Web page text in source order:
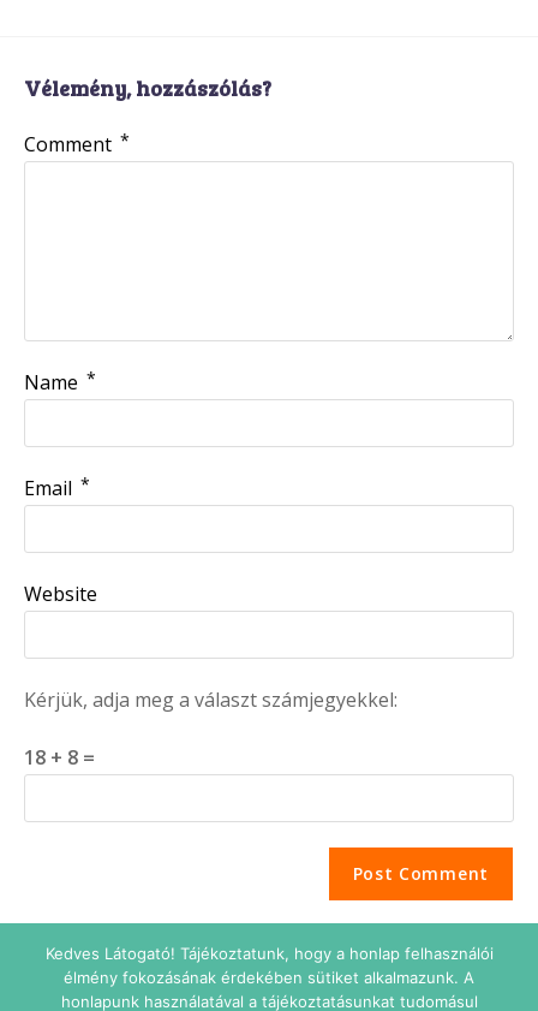
Vélemény, hozzászólás?
Comment *
Name *
Email *
Website
Kérjük, adja meg a választ számjegyekkel:
18 + 8 =
Kedves Látogató! Tájékoztatunk, hogy a honlap felhasználói
élmény fokozásának érdekében sütiket alkalmazunk. A
honlapunk használatával a tájékoztatásunkat tudomásul